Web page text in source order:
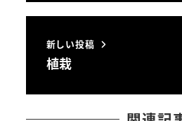
新しい投稿
植栽